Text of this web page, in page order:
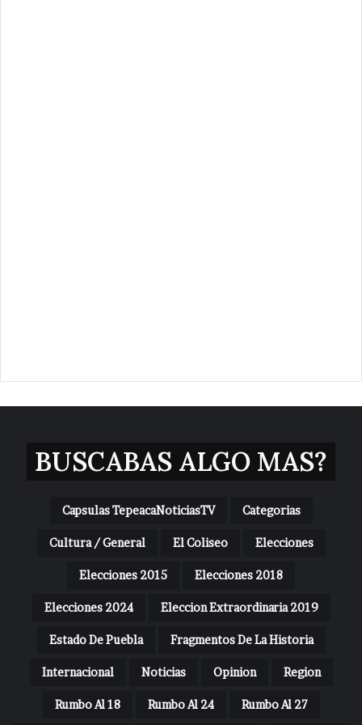
BUSCABAS ALGO MAS?
Capsulas TepeacaNoticiasTV Categorias
Cultura / General El Coliseo Elecciones
Elecciones 2015 Elecciones 2018
Elecciones 2024 Eleccion Extraordinaria 2019
Estado De Puebla Fragmentos De La Historia
Internacional Noticias Opinion Region
Rumbo Al 18 Rumbo Al 24 Rumbo Al 27